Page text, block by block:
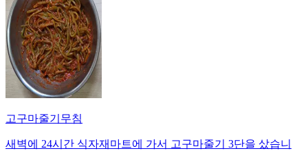
고구마줄기무침
새벽에 24시간 식자재마트에 가서 고구마줄기 3단을 샀습니